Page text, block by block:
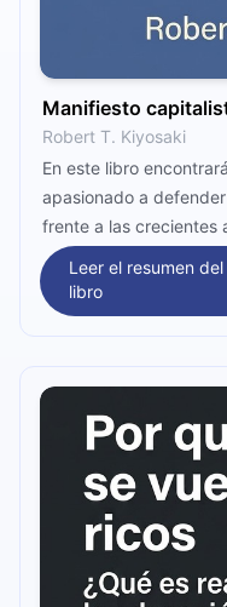
Manifiesto
Robert T. Kiyosaki
En este libro
apasionado a
frente a las crecientes
comunismo.
financiera, la
y la formación de
Leer el resumen del
libro